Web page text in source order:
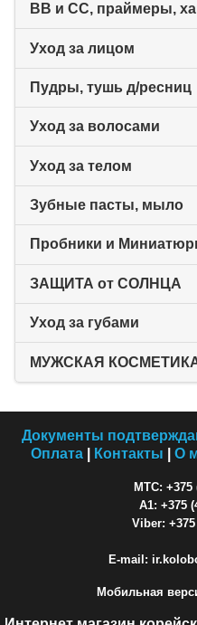
BB и CC, праймеры,
Уход за лицом
Пудры, тушь д/ресниц
Уход за волосами
Уход за телом
Зубные пасты, мыло
Пробники и
ЗАЩИТА от СОЛНЦА
Уход за губами
МУЖСКАЯ
Документы
Оплата
Контакты О
МТС: +375
A1: +375
Viber: +375
E-mail:
Мобильная